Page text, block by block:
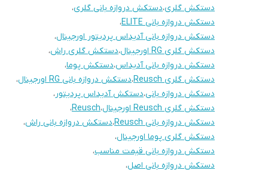
دستکش گلری،دستکش دروازه بانی گلری،
دستکش دروازه بانی ELITE
،
دستکش دروازه بانی آدیداس پردیتور اورجینال،
دستکش گلری RG اورجینال
،دستکش گلری راش،
دستکش دروازه بانی آدیداس،دستکش پوما،
دستکش گلری Reusch
،دستکش دروازه بانی RG اورجینال
،
دستکش دروازه بانی،دستکش آدیداس پردیتور،
دستکش گلری Reusch اورجینال
،Reusch،
دستکش دروازه بانی Reusch
،دستکش دروازه بانی راش،
دستکش گلری پوما اورجینال،
دستکش دروازه بانی قیمت مناسب،
دستکش دروازه بانی اصل،